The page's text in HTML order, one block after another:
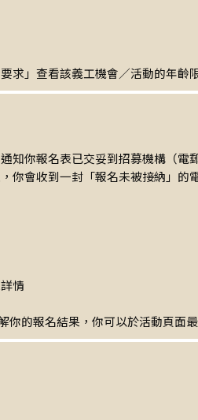
求」查看該義工機會／活動的年齡
你報名表已交妥到招募機構（電
你會收到一封「報名未被接納」的
情
的報名結果，你可以於活動頁面